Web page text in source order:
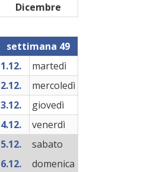
Dicembre
settimana 49
1.12.
martedì
2.12.
mercoledì
3.12.
giovedì
4.12.
venerdì
5.12.
sabato
6.12.
domenica